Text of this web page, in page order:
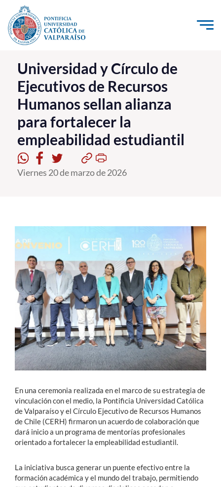
Click acá para ir directamente al contenido
La Universidad
Investigación, Creación e Innovación
PUCV Internacional
Vinculación con el Medio
Admisión
Pregrado
Estudiantes
Académicos
Funcionarios
Alumni
English
Universidad y Círculo de
Ejecutivos de Recursos
Humanos sellan alianza
para fortalecer la
empleabilidad estudiantil
Viernes 20 de marzo de 2026
En una ceremonia realizada en el marco de su estrategia de
vinculación con el medio, la Pontificia Universidad Católica
de Valparaíso y el Círculo Ejecutivo de Recursos Humanos
de Chile (CERH) firmaron un acuerdo de colaboración que
dará inicio a un programa de mentorías profesionales
orientado a fortalecer la empleabilidad estudiantil.
La iniciativa busca generar un puente efectivo entre la
formación académica y el mundo del trabajo, permitiendo